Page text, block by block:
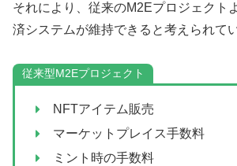
それにより、従来のM2Eプロジェクト
済システムが維持できると考えられて
従来型M2Eプロジェクト
NFTアイテム販売
マーケットプレイス手数料
ミント時の手数料